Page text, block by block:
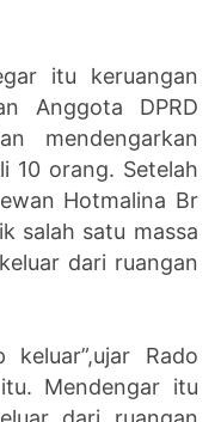
itu keruangan
Anggota DPRD
mendengarkan
10 orang. Setelah
Hotmalina Br
salah satu massa
dari ruangan
Rado
Mendengar itu